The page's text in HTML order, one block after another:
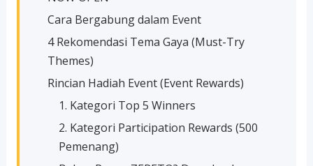
Cara Bergabung dalam Event
4 Rekomendasi Tema Gaya (Must-Try
Themes)
Rincian Hadiah Event (Event Rewards)
1. Kategori Top 5 Winners
2. Kategori Participation Rewards (500
Pemenang)